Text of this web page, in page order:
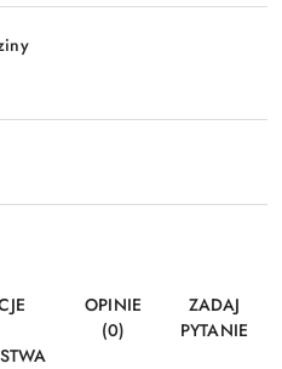
OPINIE
(0)
ZADAJ
PYTANIE